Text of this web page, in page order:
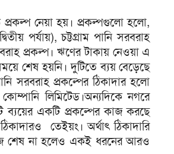
নেয়া হয়। প্রকল্পগুলো হলো,
পর্যায়), চট্টগ্রাম পানি সরবরাহ
প্রকল্প। ঋণের টাকায় নেওয়া এ
শেষ হয়নি। দুটিতে ব্যয় বেড়েছে
সরবরাহ প্রকল্পের ঠিকাদার হলো
কোম্পানি লিমিটেড।অন্যদিকে নগরে
একটি প্রকল্পের কাজ করছে
তেইয়ং। অর্থাৎ ঠিকাদারি
শেষ না হলেও একই ধরনের আরও